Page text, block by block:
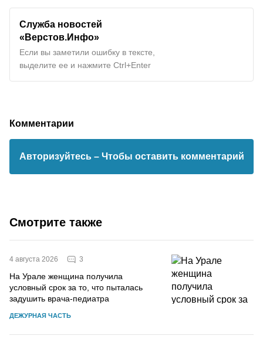
Служба новостей
«Верстов.Инфо»
Если вы заметили ошибку в тексте,
выделите ее и нажмите Ctrl+Enter
Комментарии
Авторизуйтесь – Чтобы оставить комментарий
Смотрите также
4 августа 2026 3
На Урале женщина получила
условный срок за то, что пыталась
задушить врача-педиатра
ДЕЖУРНАЯ ЧАСТЬ